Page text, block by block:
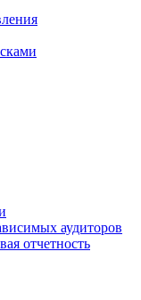
аудиторов
отчетность